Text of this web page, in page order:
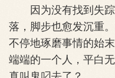
因为没有找到失踪
落，脚步也愈发沉重
不停地琢磨事情的始
端端的一个人，平白